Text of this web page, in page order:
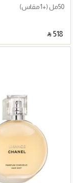
50مل (+1 مقاس)
‎ ⃁ ⁦518⁩ ‎